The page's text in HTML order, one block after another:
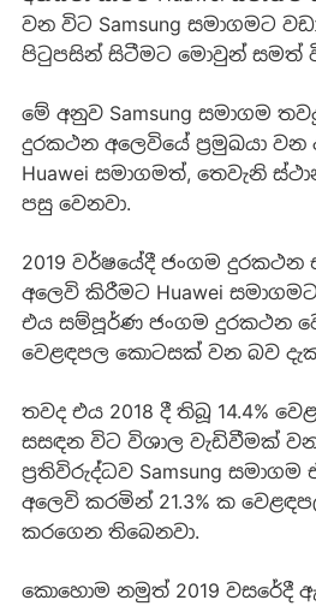
වන විට Samsung සමාගමට
පිටුපසින් සිටීමට මොවුන් සමත්
මේ අනුව Samsung සමාගම
දුරකථන අලෙවියේ ප්‍රමුඛයා වන
Huawei සමාගමත්, තෙවැනි
පසු වෙනවා.
2019 වර්ෂයේදී ජංගම
අලෙවි කිරීමට Huawei
එය සම්පූර්ණ ජංගම දුරකථන
වෙළඳපල කොටසක් වන බව
තවද එය 2018 දී තිබූ 14.4%
සසඳන විට විශාල වැඩිවීමක්
ප්‍රතිවිරුද්ධව Samsung
අලෙවි කරමින් 21.3% ක
කරගෙන තිබෙනවා.
කොහොම නමුත් 2019 වසරේදී